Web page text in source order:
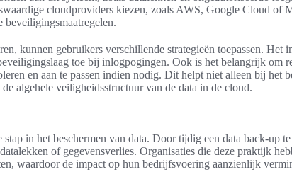
cloudproviders kiezen, zoals AWS, Google Cloud of
beveiligingsmaatregelen.
kunnen gebruikers verschillende strategieën toepassen. Het
toe bij inlogpogingen. Ook is het belangrijk om
en aan te passen indien nodig. Dit helpt niet alleen bij het
algehele veiligheidsstructuur van de data in de cloud.
in het beschermen van data. Door tijdig een data back-up
of gegevensverlies. Organisaties die deze praktijk
waardoor de impact op hun bedrijfsvoering aanzienlijk